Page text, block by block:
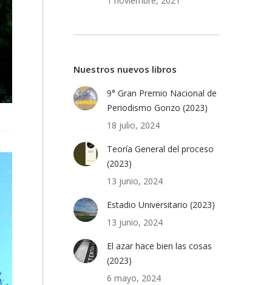
Nuestros nuevos libros
9° Gran Premio Nacional de
Periodismo Gonzo (2023)
18 julio, 2024
Teoría General del proceso
(2023)
13 junio, 2024
Estadio Universitario (2023)
13 junio, 2024
El azar hace bien las cosas
(2023)
6 mayo, 2024